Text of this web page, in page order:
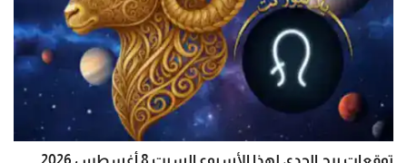
توقعات برج الجدي لهذا الأسبوع السبت 8 أغسطس 2026